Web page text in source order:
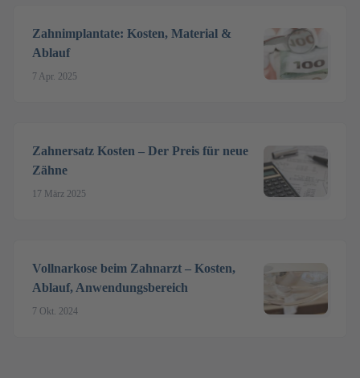
Zahnimplantate: Kosten, Material &
Ablauf
7 Apr. 2025
Zahnersatz Kosten – Der Preis für neue
Zähne
17 März 2025
Vollnarkose beim Zahnarzt – Kosten,
Ablauf, Anwendungsbereich
7 Okt. 2024